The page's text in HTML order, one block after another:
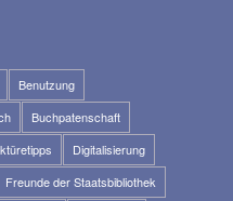
Benutzung
Buchpatenschaft
Digitalisierung
Freunde der Staatsbibliothek